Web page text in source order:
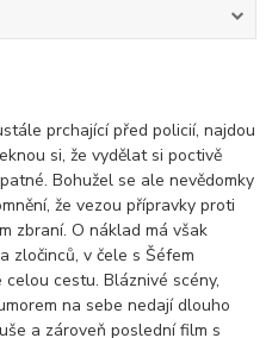
prchající před policií, najdou
si, že vydělat si poctivě
Bohužel se ale nevědomky
že vezou přípravky proti
zbraní. O náklad má však
zločinců, v čele s Šéfem
cestu. Bláznivé scény,
na sebe nedají dlouho
a zároveň poslední film s